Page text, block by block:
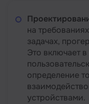
на
задачах,
Это включает
определение
устройствами.